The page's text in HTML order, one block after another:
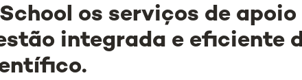
os serviços de
integrada e eficiente